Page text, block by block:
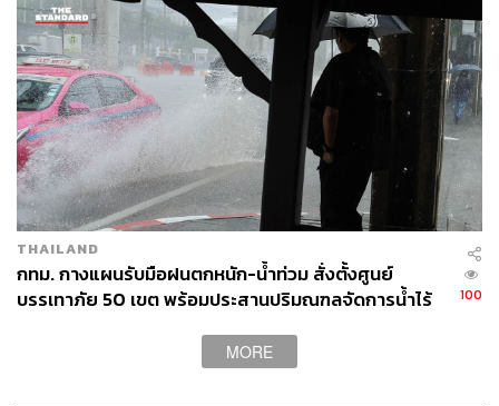
THAILAND
กทม. กางแผนรับมือฝนตกหนัก-น้ำท่วม สั่งตั้งศูนย์
บรรเทาภัย 50 เขต พร้อมประสานปริมณฑลจัดการน้ำไร้
100
MORE